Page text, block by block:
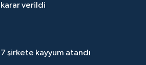
karar verildi
7 şirkete kayyum atandı